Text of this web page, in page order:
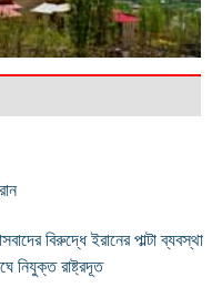
বিরুদ্ধে ইরানের পাল্টা ব্যবস্থা
নিযুক্ত রাষ্ট্রদূত